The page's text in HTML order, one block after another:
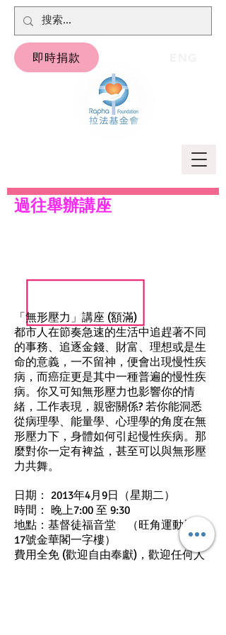
即時捐款
過往舉辦講座
「無形壓力」講座 (額滿)
都市人在節奏急速的生活中追趕著不同
的事務、追逐金錢、財富、理想或是生
命的意義，一不留神，便會出現慢性疾
病，而癌症更是其中一種普遍的慢性疾
病。你又可知無形壓力也影響你的情
緒，工作表現，親密關係? 若你能洞悉
從病理學、能量學、心理學的角度在無
形壓力下，身體如何引起慢性疾病。那
麼對你一定有裨益，甚至可以與無形壓
力共舞。
日期： 2013年4月9日（星期二）
時間： 晚上7:00 至 9:30
地點：基督徒福音堂 （旺角運動場道
17號金華閣一字樓）
費用全免 (歡迎自由奉獻)，歡迎任何人